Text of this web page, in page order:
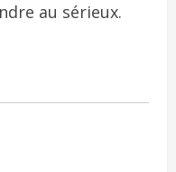
au sérieux.